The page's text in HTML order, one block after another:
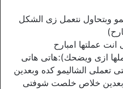
وبتحاول نتعمل زى الشكل
عملتها امبارح
ازى ويضحك):هاتى هاتى
تعملى الشاليمو كده وبعدين
خلاص خلصت شوفتى